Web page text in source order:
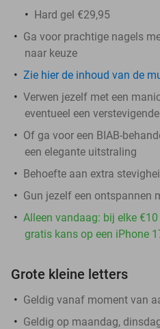
Hard gel €29,95
Ga voor prachtige nagels
naar keuze
Zie hier de inhoud van de
Verwen jezelf met een
eventueel een
Of ga voor een BIAB-
een elegante uitstraling
Behoefte aan extra
Gun jezelf een ontspannen
Alleen vandaag: bij elke
gratis kans op een iPhone
Grote kleine letters
Geldig vanaf moment van
Geldig op maandag,